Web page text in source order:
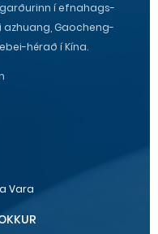
í efnahags-
Gaocheng-
hérað í Kína.
Vara